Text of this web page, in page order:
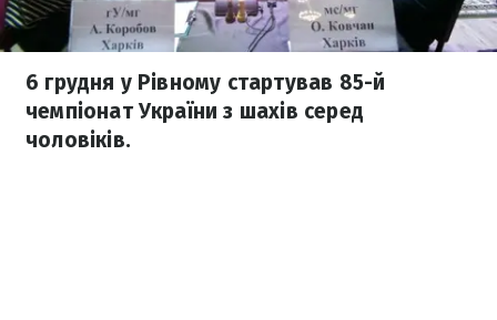
6 грудня у Рівному стартував 85-й
чемпіонат України з шахів серед
чоловіків.